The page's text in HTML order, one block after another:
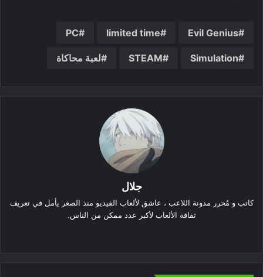
Evil Genius
limited time
PC
Simulation
STEAM لعبة محاكاة
جلال
كاتب و مُحرر مدونة اللاعب ، عاشق لألعاب الفيديو منذ الصغر يأمل في تعريف
ثقافة الألعاب لأكبر عدد ممكن من الناس.